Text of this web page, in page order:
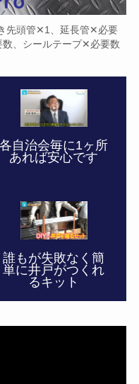
先頭管✕1、延長管✕必要
、シールテープ✕必要数
各自治会毎に1ヶ所
あれば安心です
誰もが失敗なく簡
単に井戸がつくれ
るキット